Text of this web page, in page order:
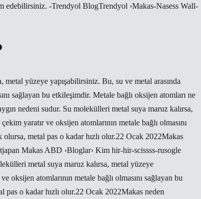
edebilirsiniz. -Trendyol BlogTrendyol ›Makas-Nasess Wall-
metal yüzeye yapışabilirsiniz. Bu, su ve metal arasında
sağlayan bu etkileşimdir. Metale bağlı oksijen atomları ne
nedeni sudur. Su molekülleri metal suya maruz kalırsa,
yaratır ve oksijen atomlarının metale bağlı olmasını
metal pas o kadar hızlı olur.22 Ocak 2022Makas
Makas ABD ›Bloglar› Kim hir-hir-scissss-rusogle
metal suya maruz kalırsa, metal yüzeye
oksijen atomlarının metale bağlı olmasını sağlayan bu
pas o kadar hızlı olur.22 Ocak 2022Makas neden